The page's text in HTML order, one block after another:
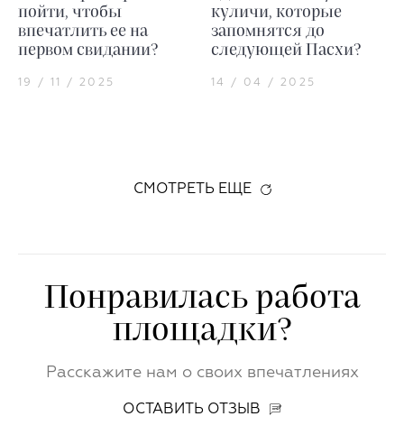
пойти, чтобы
впечатлить ее на
первом свидании?
19 / 11 / 2025
куличи, которые
запомнятся до
следующей Пасхи?
14 / 04 / 2025
СМОТРЕТЬ ЕЩЕ
Понравилась работа
площадки?
Расскажите нам о своих впечатлениях
ОСТАВИТЬ ОТЗЫВ